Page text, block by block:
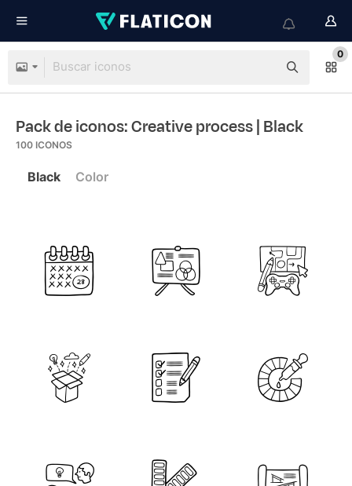
0
Pack de iconos: Creative process| Black
100 ICONOS
Black Color